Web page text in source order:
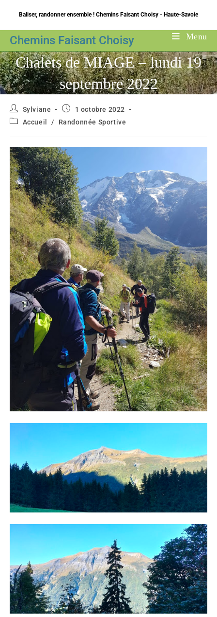
content
Baliser, randonner ensemble ! Chemins Faisant Choisy - Haute-Savoie
Chemins Faisant Choisy Menu
Chalets de MIAGE – lundi 19
septembre 2022
Auteur/autrice
de
la
Sylviane
Publication
1 octobre 2022
PostAccueil / Randonnée Sportive